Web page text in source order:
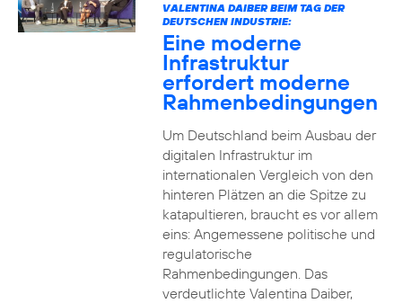
VALENTINA DAIBER BEIM TAG DER
DEUTSCHEN INDUSTRIE:
Eine moderne
Infrastruktur
erfordert moderne
Rahmenbedingungen
Um Deutschland beim Ausbau der
digitalen Infrastruktur im
internationalen Vergleich von den
hinteren Plätzen an die Spitze zu
katapultieren, braucht es vor allem
eins: Angemessene politische und
regulatorische
Rahmenbedingungen. Das
verdeutlichte Valentina Daiber,